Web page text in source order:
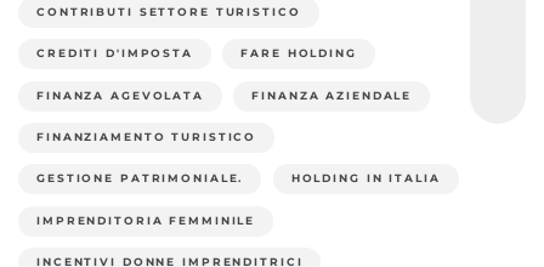
CONTRIBUTI SETTORE TURISTICO
CREDITI D'IMPOSTA FARE HOLDING
FINANZA AGEVOLATA FINANZA AZIENDALE
FINANZIAMENTO TURISTICO
GESTIONE PATRIMONIALE. HOLDING IN ITALIA
IMPRENDITORIA FEMMINILE
INCENTIVI DONNE IMPRENDITRICI